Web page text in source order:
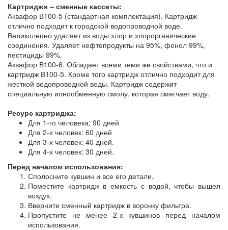
Картриджи – сменные кассеты:
Аквафор В100-5 (стандартная комплектация). Картридж
отлично подходит к городской водопроводной воде.
Великолепно удаляет из воды хлор и хлорорганические
соединения. Удаляет нефтепродукты на 95%, фенол 99%,
пестициды 99%.
Аквафор В100-6. Обладает всеми теми же свойствами, что и
картридж В100-5. Кроме того картридж отлично подходит для
жесткой водопроводной воды. Картридж содержит
специальную ионообменную смолу, которая смягчает воду.
Ресурс картриджа:
Для 1-го человека: 90 дней
Для 2-х человек: 60 дней
Для 3-х человек: 40 дней.
Для 4-х человек: 30 дней.
Перед началом использования:
Сполосните кувшин и все его детали.
Поместите картридж в емкость с водой, чтобы вышел
воздух.
Вверните сменный картридж в воронку фильтра.
Пропустите не менее 2-х кувшинов перед началом
использования.